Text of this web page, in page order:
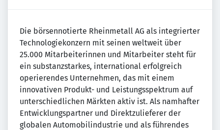
Die börsennotierte Rheinmetall AG als integrierter
Technologiekonzern mit seinen weltweit über
25.000 Mitarbeiterinnen und Mitarbeiter steht für
ein substanzstarkes, international erfolgreich
operierendes Unternehmen, das mit einem
innovativen Produkt- und Leistungsspektrum auf
unterschiedlichen Märkten aktiv ist. Als namhafter
Entwicklungspartner und Direktzulieferer der
globalen Automobilindustrie und als führendes